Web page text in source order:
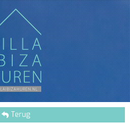
Terug